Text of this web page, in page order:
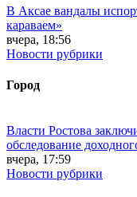
В Аксае вандалы
караваем»
вчера, 18:56
Новости рубрики
Город
Власти Ростова
обследование
вчера, 17:59
Новости рубрики